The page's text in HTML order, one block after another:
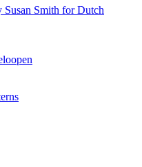
Susan Smith for Dutch